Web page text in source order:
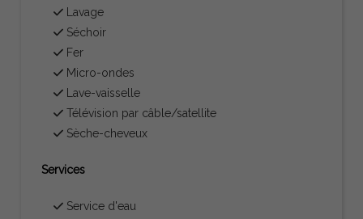
Lavage
Séchoir
Fer
Micro-ondes
Lave-vaisselle
Télévision par câble/satellite
Sèche-cheveux
Services
Service d'eau